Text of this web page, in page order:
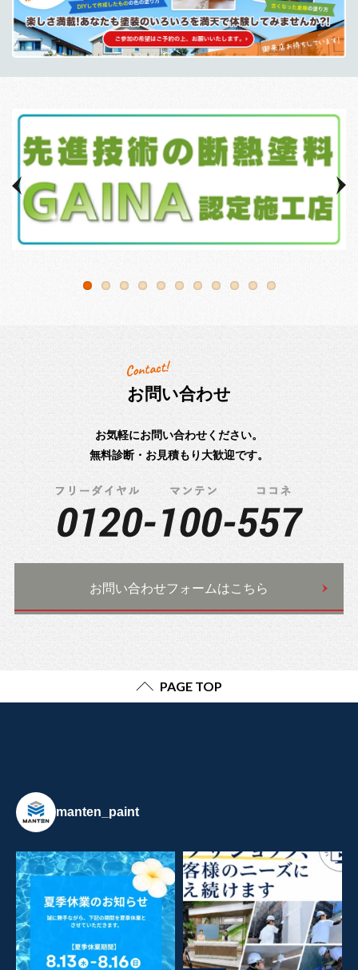
お問い合わせ
お気軽にお問い合わせください。
無料診断・お見積もり大歓迎です。
お問い合わせフォームはこちら
PAGE TOP
manten_paint